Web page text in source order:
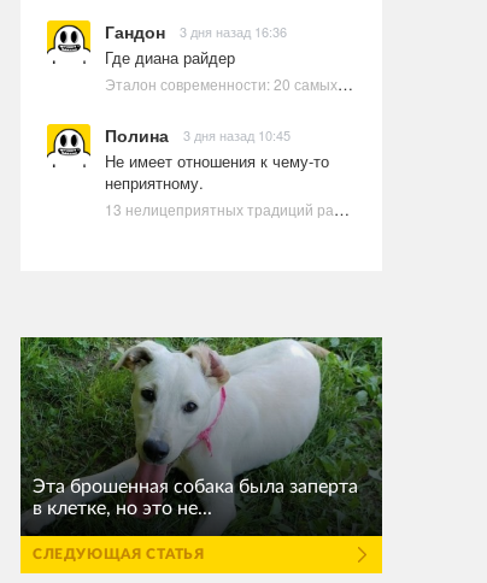
Гандон 3 дня назад 16:36
Где диана райдер
Эталон современности: 20 самых красивых и привлекательных актрис Голливуда, по мнению Google | Ультрамарин
Полина 3 дня назад 10:45
Не имеет отношения к чему-то
неприятному.
13 нелицеприятных традиций разных стран, которые могут шокировать неподготовленного человека
Эта брошенная собака была заперта
в клетке, но это не...
СЛЕДУЮЩАЯ СТАТЬЯ